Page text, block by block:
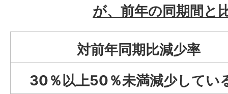
が、前年の同期間と
対前年同期比減少率
30％以上50％未満減少してい